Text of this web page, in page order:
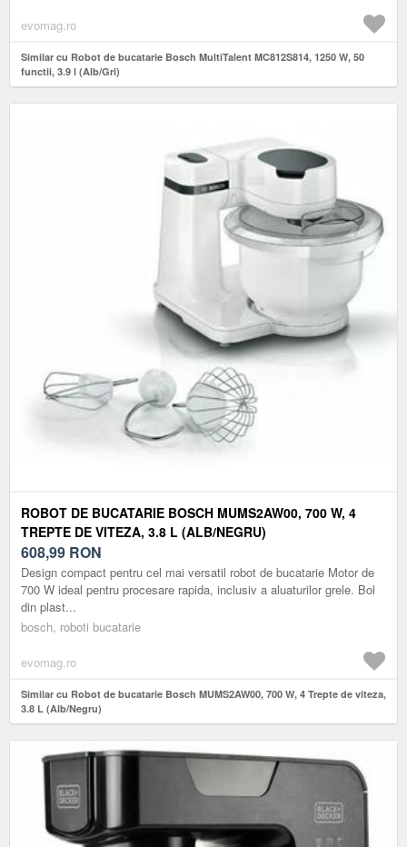
evomag.ro
Similar cu Robot de bucatarie Bosch MultiTalent MC812S814, 1250 W, 50
functii, 3.9 l (Alb/Gri)
ROBOT DE BUCATARIE BOSCH MUMS2AW00, 700 W, 4
TREPTE DE VITEZA, 3.8 L (ALB/NEGRU)
608,99 RON
Design compact pentru cel mai versatil robot de bucatarie Motor de
700 W ideal pentru procesare rapida, inclusiv a aluaturilor grele. Bol
din plast...
bosch, roboti bucatarie
evomag.ro
Similar cu Robot de bucatarie Bosch MUMS2AW00, 700 W, 4 Trepte de viteza,
3.8 L (Alb/Negru)